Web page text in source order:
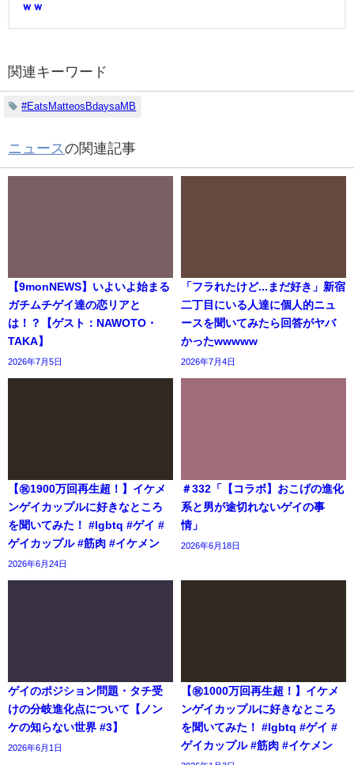
ｗｗ
関連キーワード
#EatsMatteosBdaysaMB
ニュースの関連記事
【9monNEWS】いよいよ始まる
ガチムチゲイ達の恋リアと
は！？【ゲスト：NAWOTO・
TAKA】
2026年7月5日
「フラれたけど...まだ好き」新宿
二丁目にいる人達に個人的ニュ
ースを聞いてみたら回答がヤバ
かったwwwww
2026年7月4日
【㊗️1900万回再生超！】イケメ
ンゲイカップルに好きなところ
を聞いてみた！ #lgbtq #ゲイ #
ゲイカップル #筋肉 #イケメン
2026年6月24日
＃332「【コラボ】おこげの進化
系と男が途切れないゲイの事
情」
2026年6月18日
ゲイのポジション問題・タチ受
けの分岐進化点について【ノン
ケの知らない世界 #3】
2026年6月1日
【㊗️1000万回再生超！】イケメ
ンゲイカップルに好きなところ
を聞いてみた！ #lgbtq #ゲイ #
ゲイカップル #筋肉 #イケメン